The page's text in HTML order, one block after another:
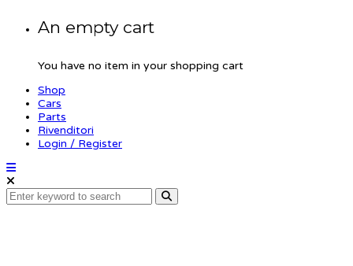
An empty cart
You have no item in your shopping cart
Shop
Cars
Parts
Rivenditori
Login / Register